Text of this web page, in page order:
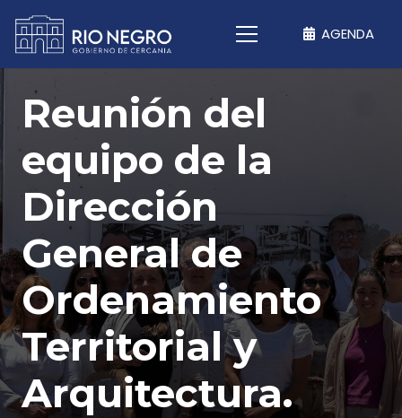
AGENDA
Reunión del
equipo de la
Dirección
General de
Ordenamiento
Territorial y
Arquitectura.